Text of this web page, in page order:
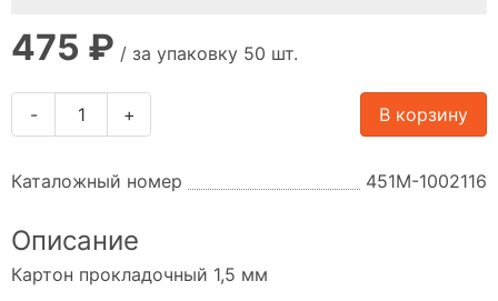
475 ₽ / за упаковку 50 шт.
- + В корзину
Каталожный номер 451М-1002116
Описание
Картон прокладочный 1,5 мм